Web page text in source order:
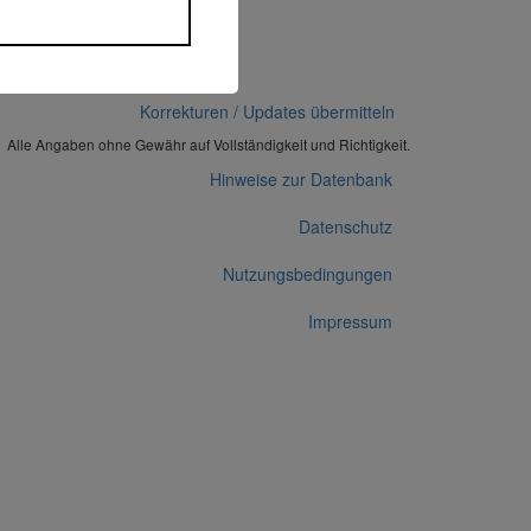
Korrekturen / Updates übermitteln
Alle Angaben ohne Gewähr auf Vollständigkeit und Richtigkeit.
Hinweise zur Datenbank
Datenschutz
Nutzungsbedingungen
Impressum